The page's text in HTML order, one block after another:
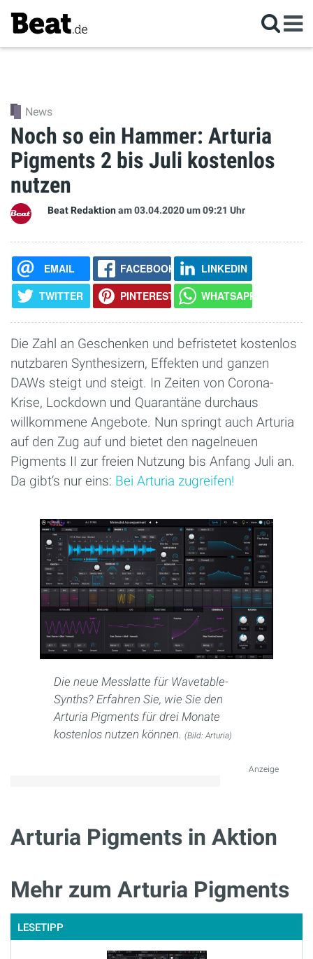
News
Noch so ein Hammer: Arturia
Pigments 2 bis Juli kostenlos
nutzen
Beat Redaktionam 03.04.2020um 09:21 Uhr
EMAIL FACEBOOK
LINKEDIN
TWITTER
PINTEREST WHATSAPP
Die Zahl an Geschenken und befristetet kostenlos
nutzbaren Synthesizern, Effekten und ganzen
DAWs steigt und steigt. In Zeiten von Corona-
Krise, Lockdown und Quarantäne durchaus
willkommene Angebote. Nun springt auch Arturia
auf den Zug auf und bietet den nagelneuen
Pigments II zur freien Nutzung bis Anfang Juli an.
Da gibt‘s nur eins: Bei Arturia zugreifen!
Die neue Messlatte für Wavetable-
Synths? Erfahren Sie, wie Sie den
Arturia Pigments für drei Monate
kostenlos nutzen können. (Bild: Arturia)
Anzeige
Arturia Pigments in Aktion
Mehr zum Arturia Pigments
LESETIPP